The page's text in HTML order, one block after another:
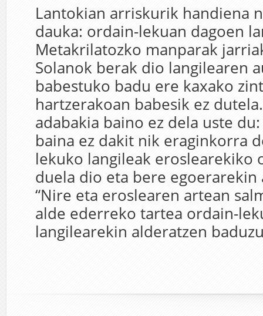
Lantokian arriskurik handiena
dauka: ordain-lekuan dagoen
Metakrilatozko manparak
Solanok berak dio langilearen
babestuko badu ere kaxako
hartzerakoan babesik ez
adabakia baino ez dela uste du:
baina ez dakit nik eraginkorra
lekuko langileak eroslearekiko
duela dio eta bere
“Nire eta eroslearen artean
alde ederreko tartea ordain-
langilearekin alderatzen